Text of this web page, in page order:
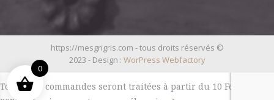
https://mesgrigris.com - tous droits réservés ©
2023 - Design : WorPress Webfactory
Toutes les commandes seront traitées à partir du 10 Février
0